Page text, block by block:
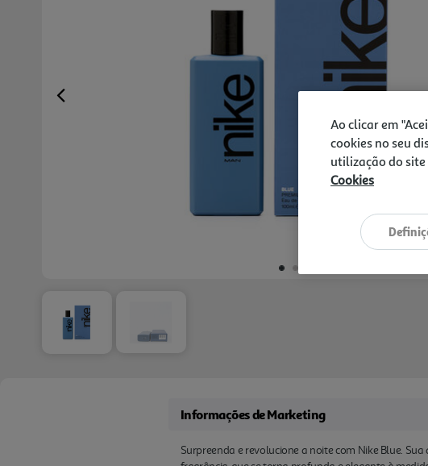
Previous
Informações de Marketing
Surpreenda e revolucione a noite com Nike Blue.
Ao clicar em
cookies no seu
utilização do
Cookies